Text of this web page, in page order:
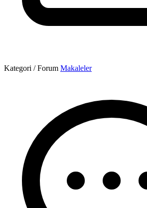
Kategori / Forum Makaleler